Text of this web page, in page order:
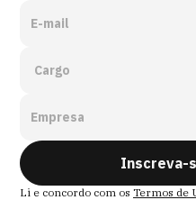
E-mail
Empresa
Inscreva-
Li e concordo com os Termos de